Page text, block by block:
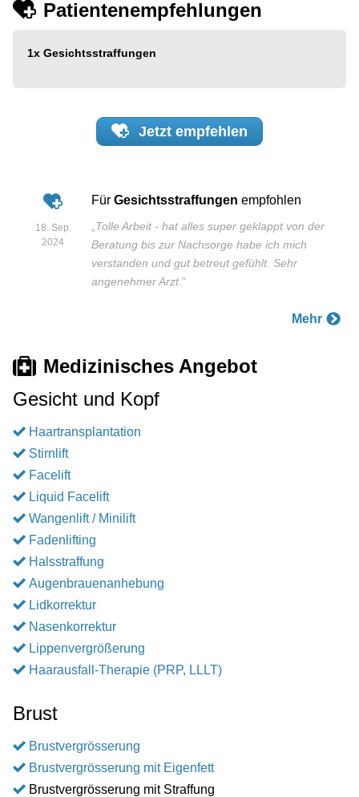
Patientenempfehlungen
1x Gesichtsstraffungen
Jetzt empfehlen
18. Sep.
2024
Für Gesichtsstraffungen empfohlen
„Tolle Arbeit - hat alles super geklappt von der
Beratung bis zur Nachsorge habe ich mich
verstanden und gut betreut gefühlt. Sehr
angenehmer Arzt.”
Mehr
Medizinisches Angebot
Gesicht und Kopf
Haartransplantation
Stirnlift
Facelift
Liquid Facelift
Wangenlift / Minilift
Fadenlifting
Halsstraffung
Augenbrauenanhebung
Lidkorrektur
Nasenkorrektur
Lippenvergrößerung
Haarausfall-Therapie (PRP, LLLT)
Brust
Brustvergrösserung
Brustvergrösserung mit Eigenfett
Brustvergrösserung mit Straffung